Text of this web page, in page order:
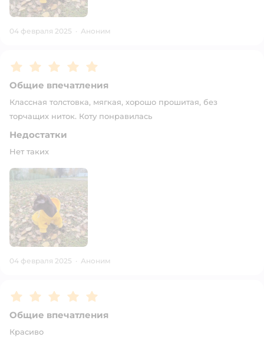
04 февраля 2025 · Аноним
Рейтинг:5
Общие впечатления
Классная толстовка, мягкая, хорошо прошитая, без
торчащих ниток. Коту понравилась
Недостатки
Нет таких
04 февраля 2025 · Аноним
Рейтинг:5
Общие впечатления
Красиво